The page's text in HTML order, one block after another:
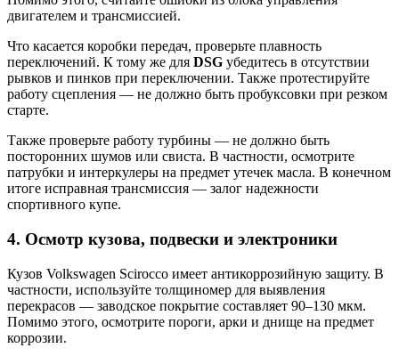
двигателем и трансмиссией.
Что касается коробки передач, проверьте плавность
переключений. К тому же для DSG убедитесь в отсутствии
рывков и пинков при переключении. Также протестируйте
работу сцепления — не должно быть пробуксовки при резком
старте.
Также проверьте работу турбины — не должно быть
посторонних шумов или свиста. В частности, осмотрите
патрубки и интеркулеры на предмет утечек масла. В конечном
итоге исправная трансмиссия — залог надежности
спортивного купе.
4. Осмотр кузова, подвески и электроники
Кузов Volkswagen Scirocco имеет антикоррозийную защиту. В
частности, используйте толщиномер для выявления
перекрасов — заводское покрытие составляет 90–130 мкм.
Помимо этого, осмотрите пороги, арки и днище на предмет
коррозии.